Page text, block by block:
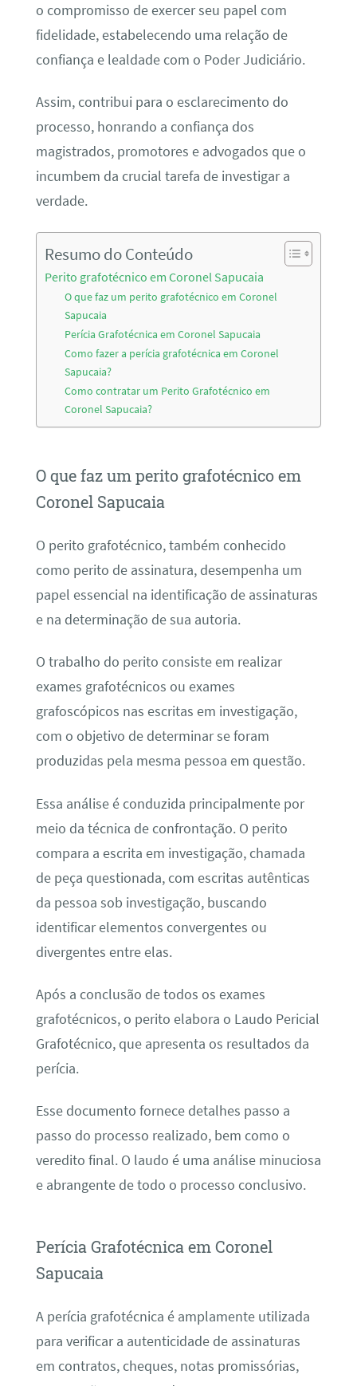
o compromisso de exercer seu papel com
fidelidade, estabelecendo uma relação de
confiança e lealdade com o Poder Judiciário.
Assim, contribui para o esclarecimento do
processo, honrando a confiança dos
magistrados, promotores e advogados que o
incumbem da crucial tarefa de investigar a
verdade.
Resumo do Conteúdo
Perito grafotécnico em Coronel Sapucaia
O que faz um perito grafotécnico em Coronel
Sapucaia
Perícia Grafotécnica em Coronel Sapucaia
Como fazer a perícia grafotécnica em Coronel
Sapucaia?
Como contratar um Perito Grafotécnico em
Coronel Sapucaia?
O que faz um perito grafotécnico em
Coronel Sapucaia
O perito grafotécnico, também conhecido
como perito de assinatura, desempenha um
papel essencial na identificação de assinaturas
e na determinação de sua autoria.
O trabalho do perito consiste em realizar
exames grafotécnicos ou exames
grafoscópicos nas escritas em investigação,
com o objetivo de determinar se foram
produzidas pela mesma pessoa em questão.
Essa análise é conduzida principalmente por
meio da técnica de confrontação. O perito
compara a escrita em investigação, chamada
de peça questionada, com escritas autênticas
da pessoa sob investigação, buscando
identificar elementos convergentes ou
divergentes entre elas.
Após a conclusão de todos os exames
grafotécnicos, o perito elabora o Laudo Pericial
Grafotécnico, que apresenta os resultados da
perícia.
Esse documento fornece detalhes passo a
passo do processo realizado, bem como o
veredito final. O laudo é uma análise minuciosa
e abrangente de todo o processo conclusivo.
Perícia Grafotécnica em Coronel
Sapucaia
A perícia grafotécnica é amplamente utilizada
para verificar a autenticidade de assinaturas
em contratos, cheques, notas promissórias,